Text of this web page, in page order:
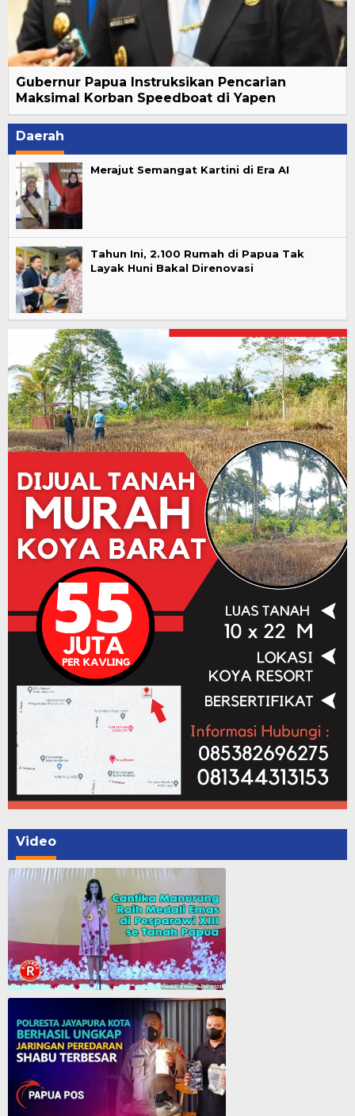
Gubernur Papua Instruksikan Pencarian
Maksimal Korban Speedboat di Yapen
Daerah
Merajut Semangat Kartini di Era AI
Tahun Ini, 2.100 Rumah di Papua Tak
Layak Huni Bakal Direnovasi
Video
Cantika Manurung Raih Medali Emas di Pesparawi XIII se Tanah Papua